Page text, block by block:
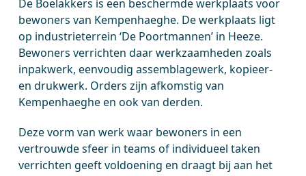
De Boelakkers is een beschermde werkplaats voor
bewoners van Kempenhaeghe. De werkplaats ligt
op industrieterrein ‘De Poortmannen’ in Heeze.
Bewoners verrichten daar werkzaamheden zoals
inpakwerk, eenvoudig assemblagewerk, kopieer-
en drukwerk. Orders zijn afkomstig van
Kempenhaeghe en ook van derden.
Deze vorm van werk waar bewoners in een
vertrouwde sfeer in teams of individueel taken
verrichten geeft voldoening en draagt bij aan het